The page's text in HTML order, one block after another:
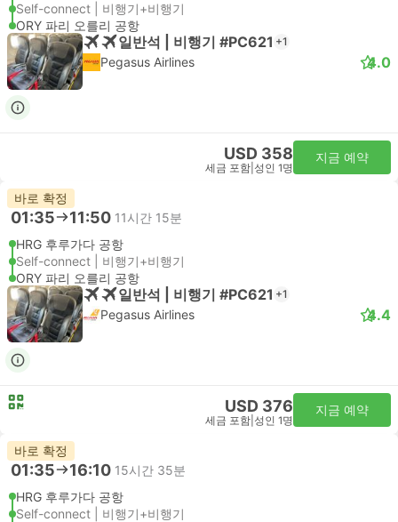
Self-connect | 비행기+비행기
ORY 파리 오를리 공항
일반석 | 비행기 #PC621 +1
Pegasus Airlines 4.0
USD 358
세금 포함 성인 1명
지금 예약
바로 확정
01:35 11:50 11시간 15분
HRG 후루가다 공항
Self-connect | 비행기+비행기
ORY 파리 오를리 공항
일반석 | 비행기 #PC621 +1
Pegasus Airlines 4.4
USD 376
세금 포함 성인 1명
지금 예약
바로 확정
01:35 16:10 15시간 35분
HRG 후루가다 공항
Self-connect | 비행기+비행기